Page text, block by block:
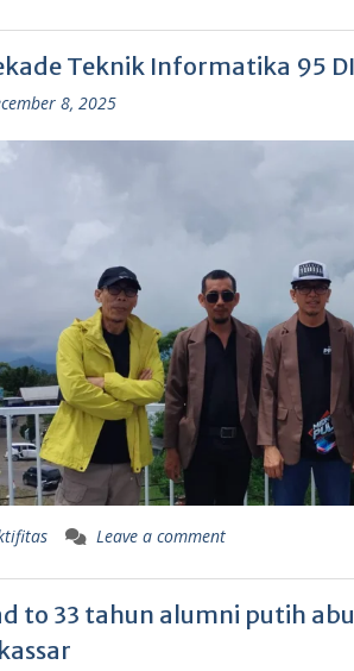
Teknik Informatika 95
8, 2025
Leave a comment
to 33 tahun alumni putih